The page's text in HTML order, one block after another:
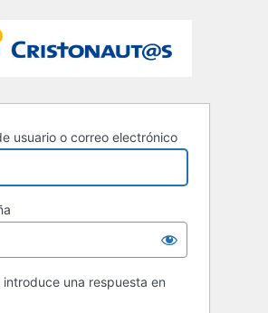
usuario o correo electrónico
introduce una respuesta en